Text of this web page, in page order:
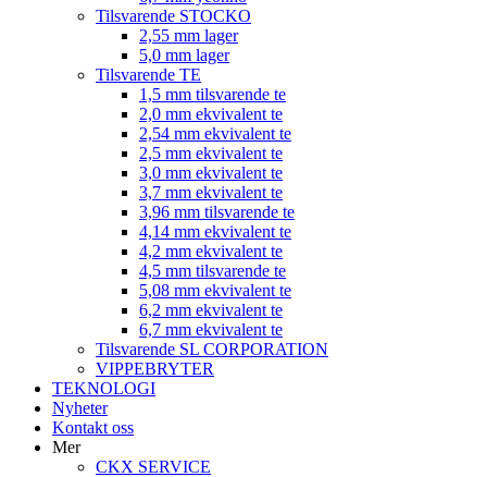
Tilsvarende STOCKO
2,55 mm lager
5,0 mm lager
Tilsvarende TE
1,5 mm tilsvarende te
2,0 mm ekvivalent te
2,54 mm ekvivalent te
2,5 mm ekvivalent te
3,0 mm ekvivalent te
3,7 mm ekvivalent te
3,96 mm tilsvarende te
4,14 mm ekvivalent te
4,2 mm ekvivalent te
4,5 mm tilsvarende te
5,08 mm ekvivalent te
6,2 mm ekvivalent te
6,7 mm ekvivalent te
Tilsvarende SL CORPORATION
VIPPEBRYTER
TEKNOLOGI
Nyheter
Kontakt oss
Mer
CKX SERVICE